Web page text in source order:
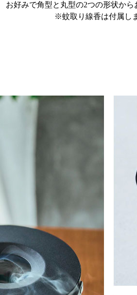
お好みで角型と丸型の2つの形状から
※蚊取り線香は付属し